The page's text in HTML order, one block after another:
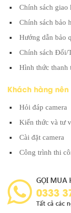
Chính sách giao
Chính sách bảo
Hướng dẫn bảo
Chính sách Đổi/
Hình thức thanh
Khách hàng
Hỏi đáp camera
Kiến thức và tư
Cài đặt camera
Công trình thi
GỌI MUA
0333
Tất cả các